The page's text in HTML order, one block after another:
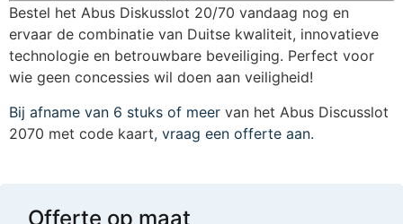
Bestel het Abus Diskusslot 20/70 vandaag nog en
ervaar de combinatie van Duitse kwaliteit, innovatieve
technologie en betrouwbare beveiliging. Perfect voor
wie geen concessies wil doen aan veiligheid!
Bij afname van 6 stuks of meer van het Abus Discusslot
2070 met code kaart, vraag een offerte aan.
Offerte op maat